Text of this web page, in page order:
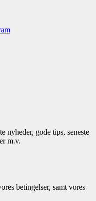
nyheder, gode tips, seneste
m.v.
betingelser, samt vores